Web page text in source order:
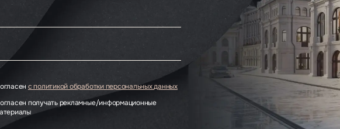
с политикой обработки персональных данных
получать рекламные/информационные